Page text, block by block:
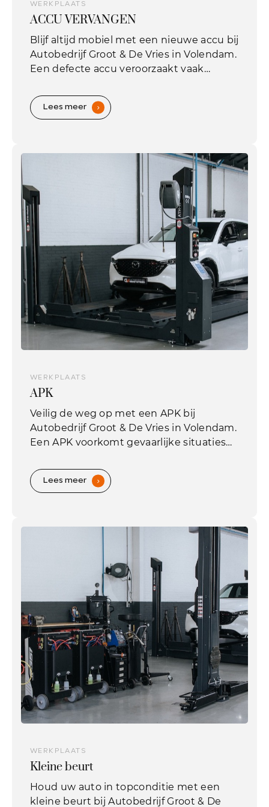
WERKPLAATS
ACCU VERVANGEN
Blijf altijd mobiel met een nieuwe accu bij
Autobedrijf Groot & De Vries in Volendam.
Een defecte accu veroorzaakt vaak
momenten en is de meest voorkomende
reden voor pech onderweg in Europa.
en de spanning van uw huidige accu
nauwkeurig door. Denk aan controle van
de startcapaciteit, de dynamo en de
algemene stroomvoorziening.
Lees meer .
WERKPLAATS
APK
Veilig de weg op met een APK bij
Autobedrijf Groot & De Vries in Volendam.
Een APK voorkomt gevaarlijke situaties
verplicht voor auto's ouder dan 3 jaar in
Europa. Tijdens de APK controleert
milieueisen. Denk aan controle van
banden, schokdempers, verlichting en
Lees meer .
WERKPLAATS
Kleine beurt
Houd uw auto in topconditie met een
kleine beurt bij Autobedrijf Groot & De